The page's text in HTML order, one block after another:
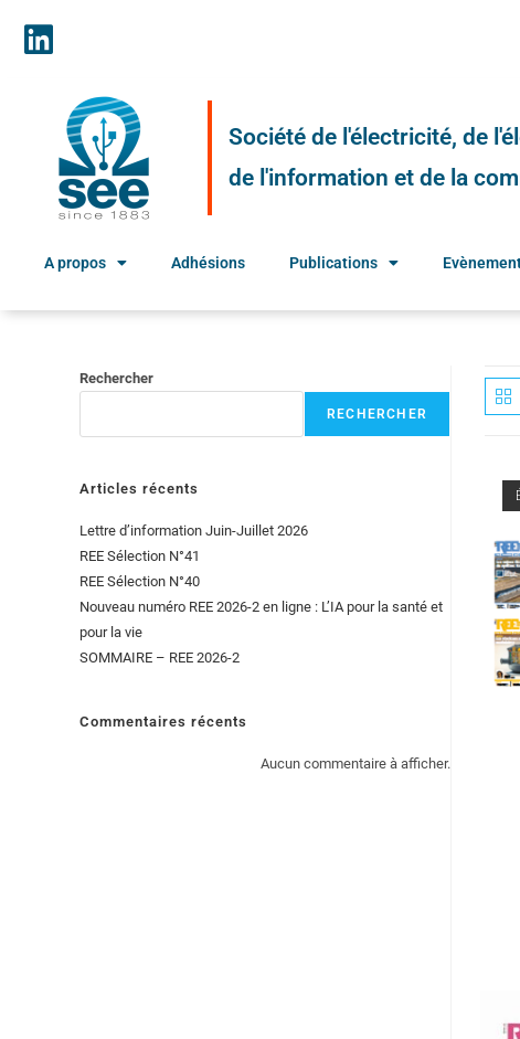
Société de l'électricité, de
de l'information et de la
A propos Adhésions Publications
Rechercher
RECHERCHER
Articles récents
Lettre d’information Juin-Juillet 2026
REE Sélection N°41
REE Sélection N°40
Nouveau numéro REE 2026-2 en ligne : L’IA pour la santé et
pour la vie
SOMMAIRE – REE 2026-2
Commentaires récents
Aucun commentaire à afficher.